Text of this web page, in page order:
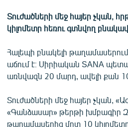
Տուժածների մեջ հայեր չկան,
կիլոմետր հեռու գտնվող
Հալեպի բնակելի
աճում է։ Սիրիական SANA
առնվազն 20 մարդ, ավելի քան
Տուժածների մեջ հայեր չկան,
«Գանձասար» թերթի խմբագիր
թաղամասերից մոտ 10